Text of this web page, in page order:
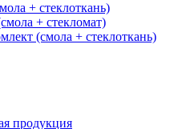
+ стеклоткань)
+ стекломат)
(смола + стеклоткань)
продукция